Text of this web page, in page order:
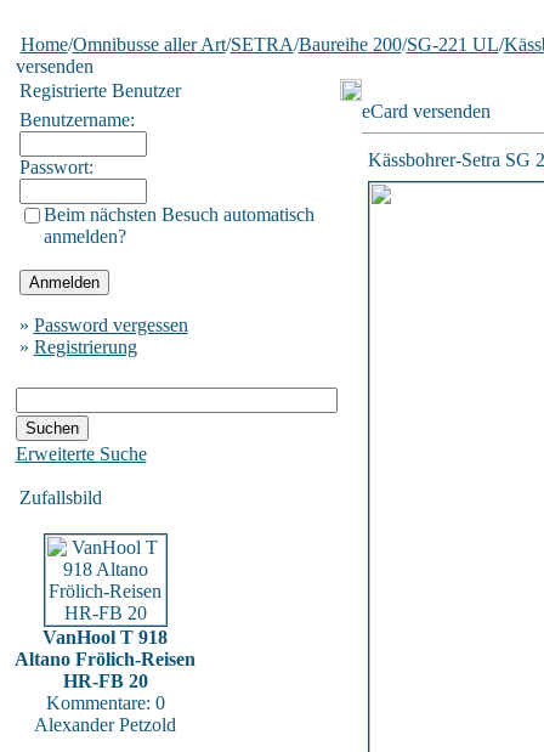
Home/Omnibusse aller Art/SETRA/Baureihe 200/SG-221 UL/
versenden
Registrierte Benutzer
Benutzername:
Passwort:
Beim nächsten Besuch automatisch
anmelden?
» Password vergessen
» Registrierung
Erweiterte Suche
Zufallsbild
VanHool T 918
Altano Frölich-Reisen
HR-FB 20
Kommentare: 0
Alexander Petzold
eCard versenden
Kässbohrer-Setra